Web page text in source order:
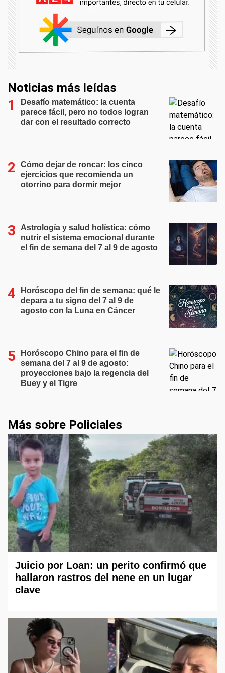
Noticias más leídas
Desafío matemático: la cuenta
parece fácil, pero no todos logran
dar con el resultado correcto
Cómo dejar de roncar: los cinco
ejercicios que recomienda un
otorrino para dormir mejor
Astrología y salud holística: cómo
nutrir el sistema emocional durante
el fin de semana del 7 al 9 de agosto
Horóscopo del fin de semana: qué le
depara a tu signo del 7 al 9 de
agosto con la Luna en Cáncer
Horóscopo Chino para el fin de
semana del 7 al 9 de agosto:
proyecciones bajo la regencia del
Buey y el Tigre
Más sobre Policiales
Juicio por Loan: un perito confirmó que
hallaron rastros del nene en un lugar
clave